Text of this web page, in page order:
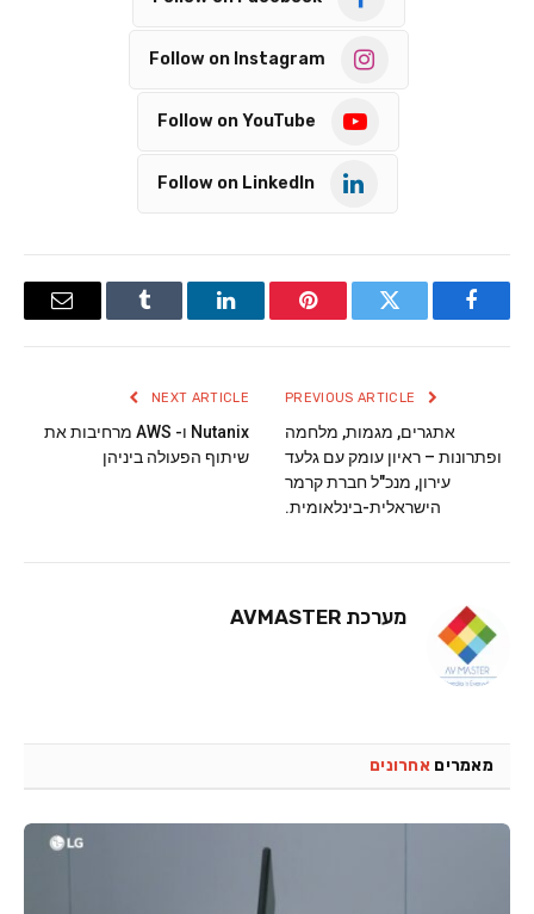
Follow on Instagram
Follow on YouTube
Follow on LinkedIn
Facebook
Twitter
Pinterest
LinkedIn
Tumblr
Email
אתגרים, מגמות, מלחמה
ופתרונות – ראיון עומק עם גלעד
עירון, מנכ"ל חברת קרמר
הישראלית-בינלאומית.
NEXT ARTICLE
Nutanix ו- AWS מרחיבות את
שיתוף הפעולה ביניהן
מערכת AVMASTER
מאמרים אחרונים